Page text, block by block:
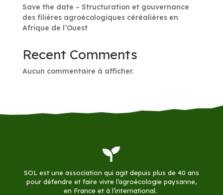
Save the date – Structuration et gouvernance
des filières agroécologiques céréalières en
Afrique de l’Ouest
Recent Comments
Aucun commentaire à afficher.

SOL est une association qui agit depuis plus de 40 ans
pour défendre et faire vivre l’agroécologie paysanne,
en France et à l’international.